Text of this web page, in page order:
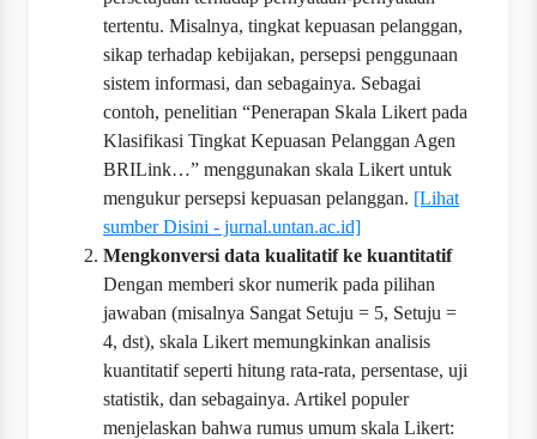
tertentu. Misalnya, tingkat kepuasan pelanggan,
sikap terhadap kebijakan, persepsi penggunaan
sistem informasi, dan sebagainya. Sebagai
contoh, penelitian “Penerapan Skala Likert pada
Klasifikasi Tingkat Kepuasan Pelanggan Agen
BRILink…” menggunakan skala Likert untuk
mengukur persepsi kepuasan pelanggan. [Lihat
sumber Disini - jurnal.untan.ac.id]
Mengkonversi data kualitatif ke kuantitatif
Dengan memberi skor numerik pada pilihan
jawaban (misalnya Sangat Setuju = 5, Setuju =
4, dst), skala Likert memungkinkan analisis
kuantitatif seperti hitung rata-rata, persentase, uji
statistik, dan sebagainya. Artikel populer
menjelaskan bahwa rumus umum skala Likert: